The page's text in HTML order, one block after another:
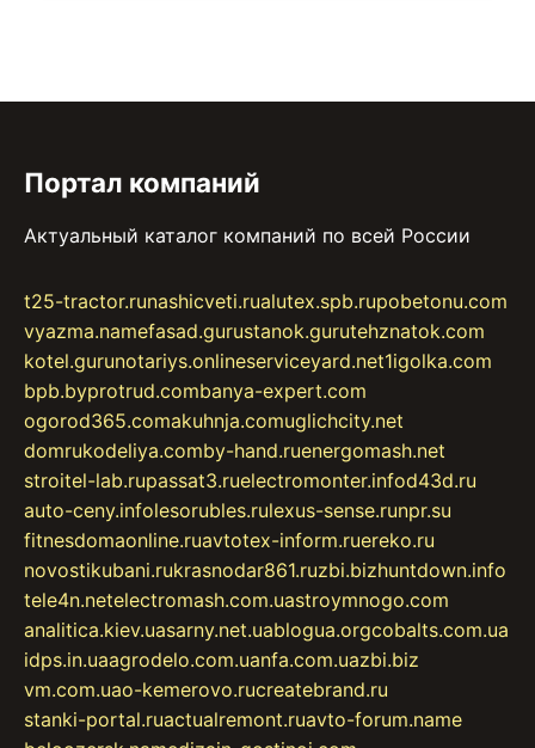
Портал компаний
Актуальный каталог компаний по всей России
t25-tractor.runashicveti.rualutex.spb.rupobetonu.com
vyazma.namefasad.gurustanok.gurutehznatok.com
kotel.gurunotariys.onlineserviceyard.net1igolka.com
bpb.byprotrud.combanya-expert.com
ogorod365.comakuhnja.comuglichcity.net
domrukodeliya.comby-hand.ruenergomash.net
stroitel-lab.rupassat3.ruelectromonter.infod43d.ru
auto-ceny.infolesorubles.rulexus-sense.runpr.su
fitnesdomaonline.ruavtotex-inform.ruereko.ru
novostikubani.rukrasnodar861.ruzbi.bizhuntdown.info
tele4n.netelectromash.com.uastroymnogo.com
analitica.kiev.uasarny.net.uablogua.orgcobalts.com.ua
idps.in.uaagrodelo.com.uanfa.com.uazbi.biz
vm.com.uao-kemerovo.rucreatebrand.ru
stanki-portal.ruactualremont.ruavto-forum.name